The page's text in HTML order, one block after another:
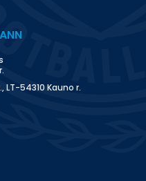
LT-54310 Kauno r.